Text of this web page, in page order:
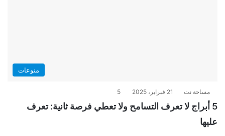
منوعات
مساحة نت 21 فبراير، 2025 5
5 أبراج لا تعرف التسامح ولا تعطي فرصة ثانية: تعرف
عليها